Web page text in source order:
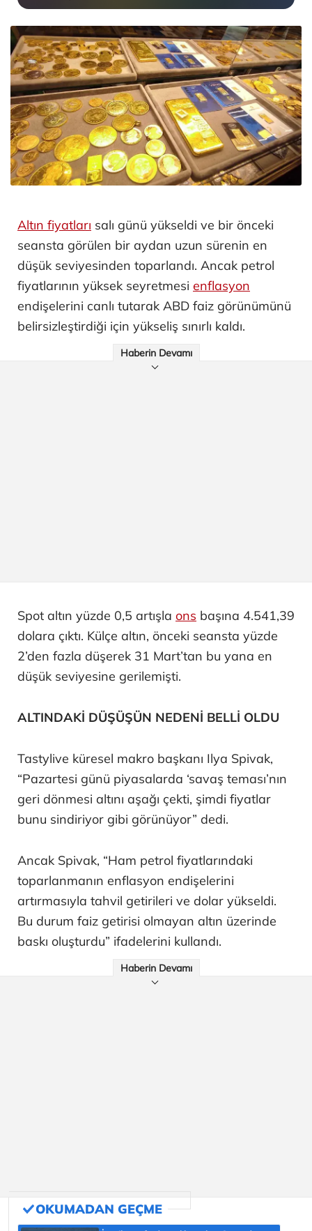
Altın fiyatları salı günü yükseldi ve bir önceki
seansta görülen bir aydan uzun sürenin en
düşük seviyesinden toparlandı. Ancak petrol
fiyatlarının yüksek seyretmesi enflasyon
endişelerini canlı tutarak ABD faiz görünümünü
belirsizleştirdiği için yükseliş sınırlı kaldı.
Haberin Devamı
Spot altın yüzde 0,5 artışla ons başına 4.541,39
dolara çıktı. Külçe altın, önceki seansta yüzde
2’den fazla düşerek 31 Mart’tan bu yana en
düşük seviyesine gerilemişti.
ALTINDAKİ DÜŞÜŞÜN NEDENİ BELLİ OLDU
Tastylive küresel makro başkanı Ilya Spivak,
“Pazartesi günü piyasalarda ‘savaş teması’nın
geri dönmesi altını aşağı çekti, şimdi fiyatlar
bunu sindiriyor gibi görünüyor” dedi.
Ancak Spivak, “Ham petrol fiyatlarındaki
toparlanmanın enflasyon endişelerini
artırmasıyla tahvil getirileri ve dolar yükseldi.
Bu durum faiz getirisi olmayan altın üzerinde
baskı oluşturdu” ifadelerini kullandı.
Haberin Devamı